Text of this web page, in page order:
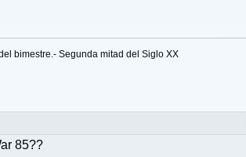
bimestre.- Segunda mitad del Siglo XX
85??